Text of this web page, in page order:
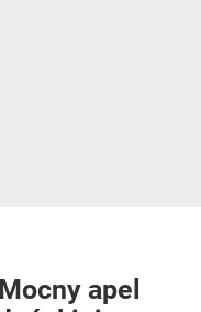
apel